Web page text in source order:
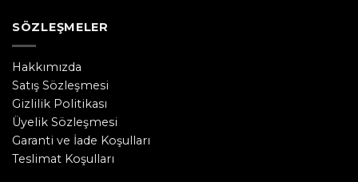
SÖZLEŞMELER
Hakkımızda
Satış Sözleşmesi
Gizlilik Politikası
Üyelik Sözleşmesi
Garanti ve İade Koşulları
Teslimat Koşulları